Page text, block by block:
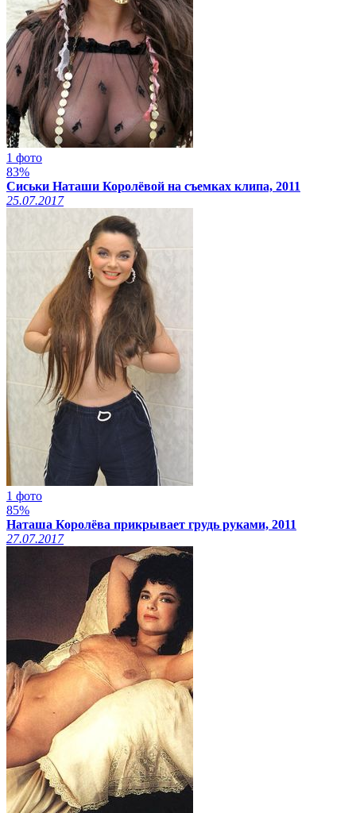
1 фото
83%
Сиськи Наташи Королёвой на съемках клипа, 2011
25.07.2017
1 фото
85%
Наташа Королёва прикрывает грудь руками, 2011
27.07.2017